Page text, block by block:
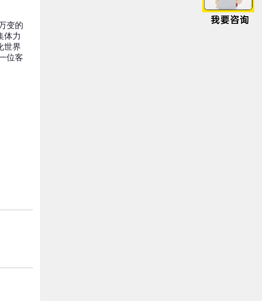
变的
体力
世界
位客